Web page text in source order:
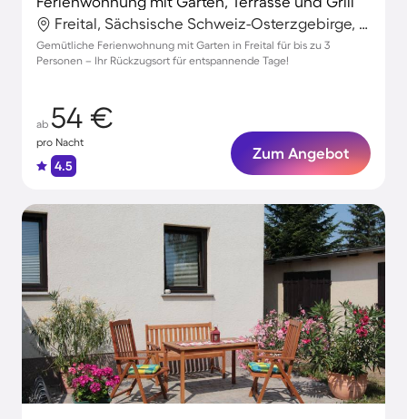
Freital, Sächsische Schweiz-Osterzgebirge, Deutschland
Gemütliche Ferienwohnung mit Garten in Freital für bis zu 3
Personen – Ihr Rückzugsort für entspannende Tage!
ab 54 €
pro Nacht
4.5
Zum Angebot